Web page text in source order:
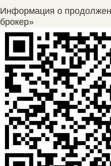
Информация о
брокер»